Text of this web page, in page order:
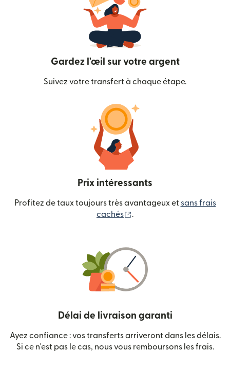
Gardez l'œil sur votre argent
Suivez votre transfert à chaque étape.
Prix intéressants
Profitez de taux toujours très avantageux et sans frais
cachés
.
Délai de livraison garanti
Ayez confiance : vos transferts arriveront dans les délais.
Si ce n'est pas le cas, nous vous remboursons les frais.